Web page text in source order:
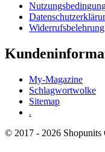
Widerrufsbelehrung
My-Magazine
Schlagwortwolke
Sitemap
.
© 2017 - 2026 Shopunits